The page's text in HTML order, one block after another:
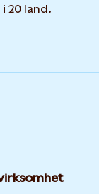
20 land.